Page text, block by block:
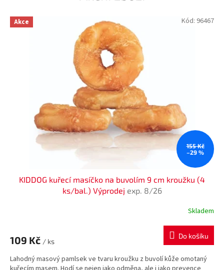
Akce
155 Kč
–29 %
KIDDOG kuřecí masíčko na buvolím 9 cm kroužku (4
ks/bal.) Výprodej exp. 8/26
Skladem
109 Kč / ks
Do košíku
Lahodný masový pamlsek ve tvaru kroužku z buvolí kůže omotaný
Kód: 96467